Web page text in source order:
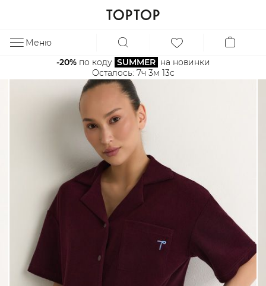
Меню
-20% по коду SUMMER на новинки
Осталось: 7ч 3м 13с